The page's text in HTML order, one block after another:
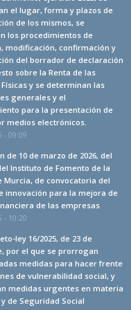
el lugar, forma y plazos de
de los mismos, se
los procedimientos de
modificación, confirmación y
del borrador de declaración
sobre la Renta de las
y se determinan las
generales y el
para la presentación de
medios electrónicos.
- 09:09
de 10 de marzo de 2026, del
Instituto de Fomento de la
Murcia, de convocatoria del
innovación para la mejora de
de las empresas
- 10:20
ley 16/2025, de 23 de
por el que se prorrogan
medidas para hacer frente
de vulnerabilidad social, y
medidas urgentes en materia
de Seguridad Social